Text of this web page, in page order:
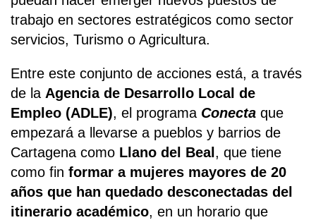
trabajo en sectores estratégicos como sector
servicios, Turismo o Agricultura.
Entre este conjunto de acciones está, a través
de la Agencia de Desarrollo Local de
Empleo (ADLE), el programa Conecta que
empezará a llevarse a pueblos y barrios de
Cartagena como Llano del Beal , que tiene
como fin formar a mujeres mayores de 20
años que han quedado desconectadas del
itinerario académico, en un horario que